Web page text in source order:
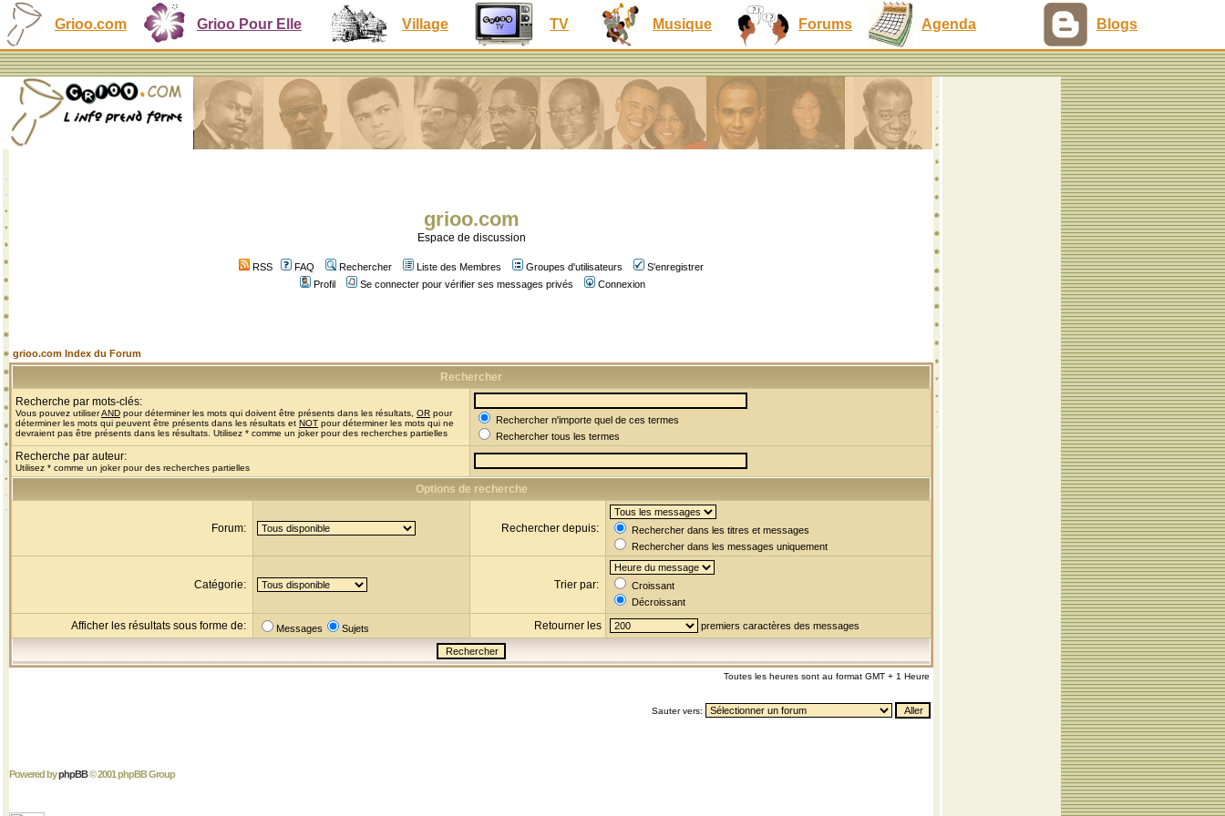
Grioo.com Grioo Pour Elle Village TV Musique Forums Agenda Blogs
grioo.com
Espace de discussion
RSS FAQ Rechercher Liste des Membres Groupes d'utilisateurs
S'enregistrer
Profil
Se connecter pour vérifier ses messages privés Connexion
grioo.com Index du Forum
Rechercher
Recherche par mots-clés:
Vous pouvez utiliserAND pour déterminer les mots qui doivent être présents dans les résultats, OR pour
déterminer les mots qui peuvent être présents dans les résultats et NOT pour déterminer les mots qui ne
devraient pas être présents dans les résultats. Utilisez * comme un joker pour des recherches partielles
Rechercher n'importe quel de ces termes
Rechercher tous les termes
Recherche par auteur:
Utilisez * comme un joker pour des recherches partielles
Options de recherche
Forum: Rechercher depuis:
Rechercher dans les titres et messages
Rechercher dans les messages uniquement
Catégorie: Trier par:
Croissant
Décroissant
Afficher les résultats sous forme de: Messages Sujets Retourner les premiers caractères des messages
Toutes les heures sont au format GMT + 1 Heure
Sauter vers:
Powered byphpBB© 2001 phpBB Group